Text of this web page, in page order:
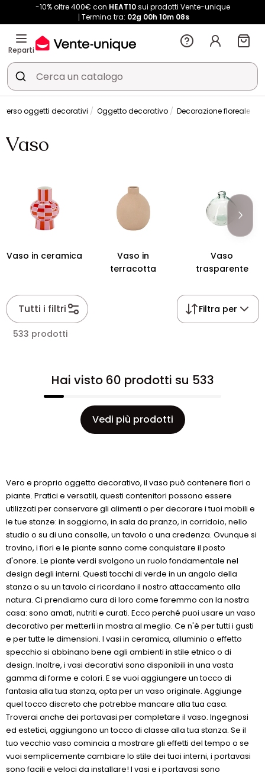
-10% oltre 400€ con HEAT10sui prodotti Vente-unique
Termina tra: 02g 00h 10m 08s
Reparti
oggetti decorativi Oggetto decorativo Decorazione floreale
Vaso
Vaso in ceramica
Vaso in
terracotta
Vaso
trasparente
Tutti i filtri Filtra per
533 prodotti
Hai visto 60 prodotti su 533
Vedi più prodotti
Vero e proprio oggetto decorativo, il vaso può contenere fiori o
piante. Pratici e versatili, questi contenitori possono essere
utilizzati per conservare gli alimenti o per decorare i tuoi mobili e
le tue stanze: in soggiorno, in sala da pranzo, in corridoio, nello
studio o su di una consolle, un tavolo o una credenza. Ovunque si
trovino, i fiori e le piante sanno come conquistare il posto
d'onore. Le piante verdi svolgono un ruolo fondamentale nel
design degli interni. Questi tocchi di verde in un angolo della
stanza o su un tavolo ci ricordano il nostro attaccamento alla
natura. Ci prendiamo cura di loro come faremmo con la nostra
casa: sono amati, nutriti e curati. Ecco perché puoi usare un vaso
decorativo per metterli in mostra al meglio. Ce n'è per tutti i gusti
e per tutte le dimensioni. I vasi in ceramica, alluminio o effetto
specchio si abbinano bene agli ambienti in stile etnico o di
design. Inoltre, i vasi decorativi sono disponibili in una vasta
gamma di forme e colori. E se vuoi aggiungere un tocco di
fantasia alla tua stanza, opta per un vaso originale. Aggiunge
quel tocco discreto che potrebbe mancare alla tua casa.
Troverai anche dei portavasi per completare il vaso. Ingegnosi
ed estetici, aggiungono un tocco di classe alla tua stanza. Se il
tuo vecchio vaso comincia a mostrare gli effetti del tempo o se
vuoi semplicemente cambiare lo stile dei tuoi interni, i portavasi
sono facili e veloci da installare! I vasi e i portavasi sono